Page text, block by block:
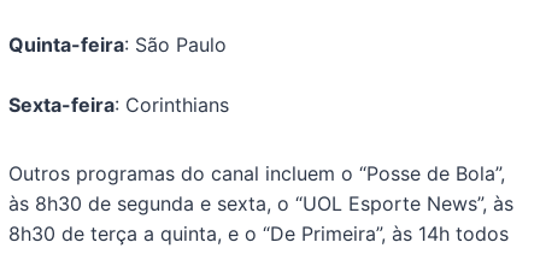
Quinta-feira: São Paulo
Sexta-feira: Corinthians
Outros programas do canal incluem o “Posse de Bola”,
às 8h30 de segunda e sexta, o “UOL Esporte News”, às
8h30 de terça a quinta, e o “De Primeira”, às 14h todos